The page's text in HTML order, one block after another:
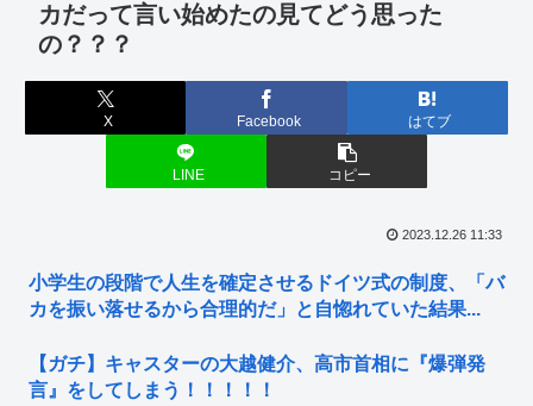
カだって言い始めたの見てどう思った
の？？？
X Facebook はてブ
LINE コピー
2023.12.26 11:33
小学生の段階で人生を確定させるドイツ式の制度、「バ
カを振い落せるから合理的だ」と自惚れていた結果...
【ガチ】キャスターの大越健介、高市首相に『爆弾発
言』をしてしまう！！！！！